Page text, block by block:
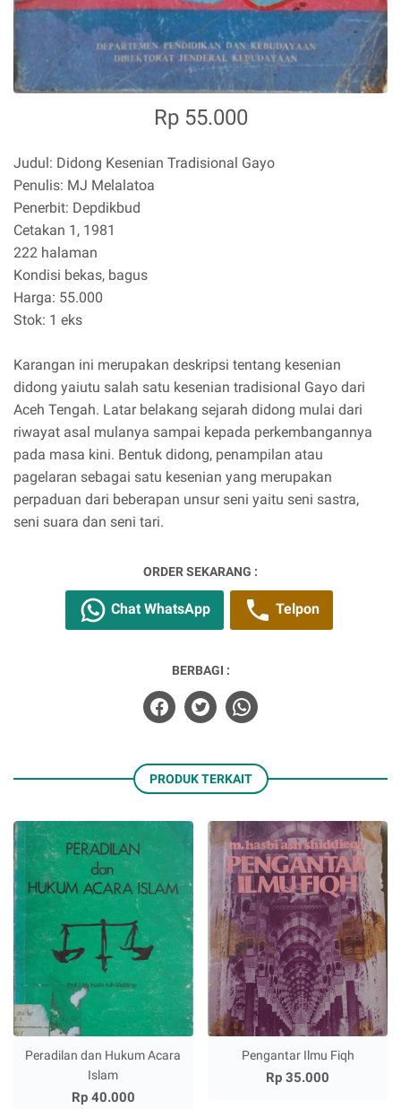
Rp 55.000
Judul: Didong Kesenian Tradisional Gayo
Penulis: MJ Melalatoa
Penerbit: Depdikbud
Cetakan 1, 1981
222 halaman
Kondisi bekas, bagus
Harga: 55.000
Stok: 1 eks
Karangan ini merupakan deskripsi tentang kesenian
didong yaiutu salah satu kesenian tradisional Gayo dari
Aceh Tengah. Latar belakang sejarah didong mulai dari
riwayat asal mulanya sampai kepada perkembangannya
pada masa kini. Bentuk didong, penampilan atau
pagelaran sebagai satu kesenian yang merupakan
perpaduan dari beberapan unsur seni yaitu seni sastra,
seni suara dan seni tari.
ORDER SEKARANG :
Chat WhatsApp Telpon
BERBAGI :
PRODUK TERKAIT
Peradilan dan Hukum Acara
Islam
Rp 40.000
Pengantar Ilmu Fiqh
Rp 35.000